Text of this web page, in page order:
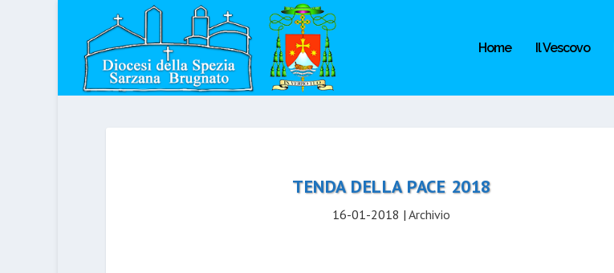
Home Il Vescovo
TENDA DELLA PACE 2018
16-01-2018 |Archivio